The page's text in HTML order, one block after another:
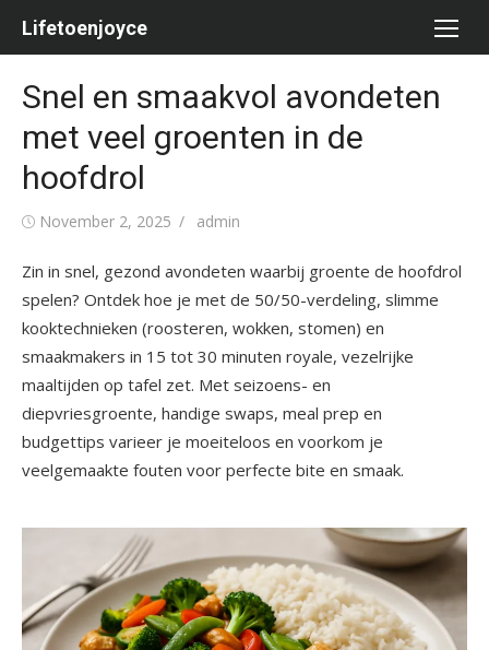
Lifetoenjoyce
Snel en smaakvol avondeten
met veel groenten in de
hoofdrol
Posted
November 2, 2025 Author
admin
Zin in snel, gezond avondeten waarbij groente de hoofdrol
spelen? Ontdek hoe je met de 50/50-verdeling, slimme
kooktechnieken (roosteren, wokken, stomen) en
smaakmakers in 15 tot 30 minuten royale, vezelrijke
maaltijden op tafel zet. Met seizoens- en
diepvriesgroente, handige swaps, meal prep en
budgettips varieer je moeiteloos en voorkom je
veelgemaakte fouten voor perfecte bite en smaak.